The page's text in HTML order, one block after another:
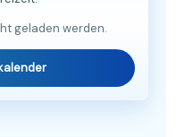
geladen werden.